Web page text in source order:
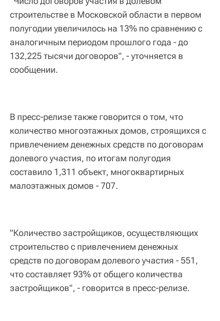
строительстве в Московской области в первом
полугодии увеличилось на 13% по сравнению с
аналогичным периодом прошлого года - до
132,225 тысячи договоров", - уточняется в
сообщении.
В пресс-релизе также говорится о том, что
количество многоэтажных домов, строящихся с
привлечением денежных средств по договорам
долевого участия, по итогам полугодия
составило 1,311 объект, многоквартирных
малоэтажных домов - 707.
"Количество застройщиков, осуществляющих
строительство с привлечением денежных
средств по договорам долевого участия - 551,
что составляет 93% от общего количества
застройщиков", - говорится в пресс-релизе.